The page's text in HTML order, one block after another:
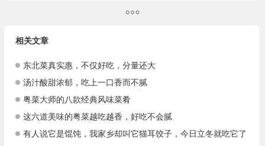
相关文章
东北菜真实惠，不仅好吃，分量还大
汤汁酸甜浓郁，吃上一口香而不腻
粤菜大师的八款经典风味菜肴
这六道美味的粤菜越吃越香，好吃不会腻
有人说它是馄饨，我家乡却叫它猫耳饺子，今日立冬就吃它了